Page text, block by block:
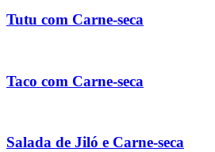
Tutu com Carne-seca
Taco com Carne-seca
Salada de Jiló e Carne-seca